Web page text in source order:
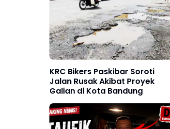
KRC Bikers Paskibar Soroti
Jalan Rusak Akibat Proyek
Galian di Kota Bandung